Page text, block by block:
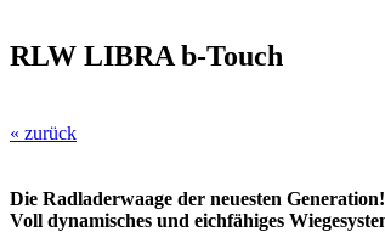
RLW LIBRA b-Touch
« zurück
Die Radladerwaage der neuesten Generation!
Voll dynamisches und eichfähiges